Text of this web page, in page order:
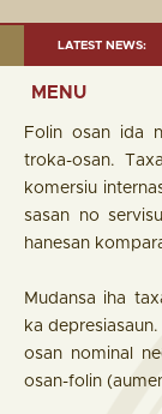
LATEST NEWS:
OF 30 SEP.
MENU
Folin osan ida
troka-osan.
komersiu
sasan no
hanesan
Mudansa iha
ka
osan nominal
osan-folin